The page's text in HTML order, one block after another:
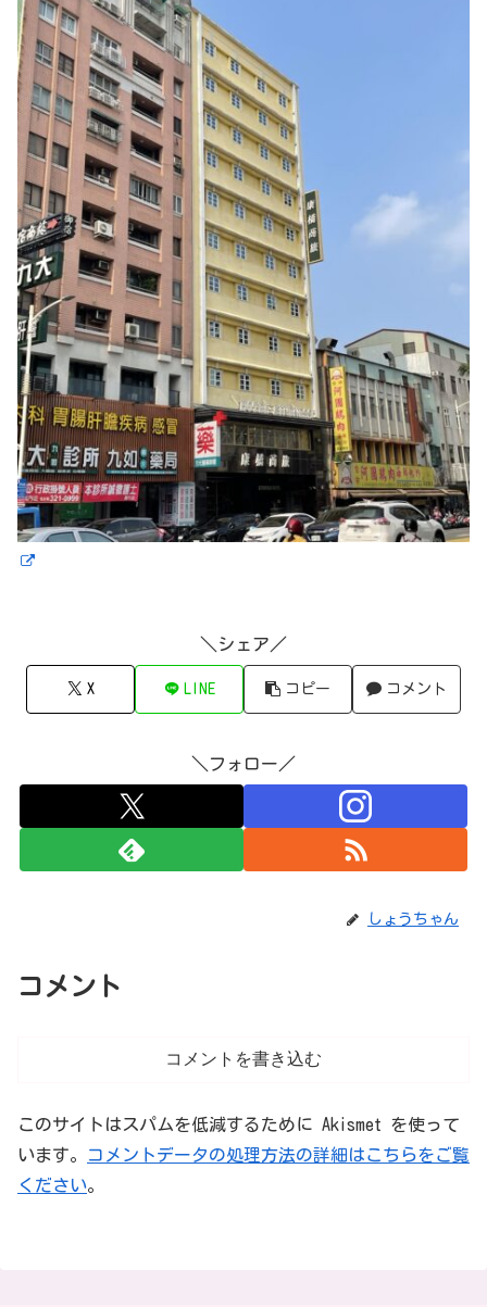
＼シェア／
X LINE コピー コメント
＼フォロー／
しょうちゃん
コメント
コメントを書き込む
このサイトはスパムを低減するために Akismet を使って
います。
コメントデータの処理方法の詳細はこちらをご覧
ください。